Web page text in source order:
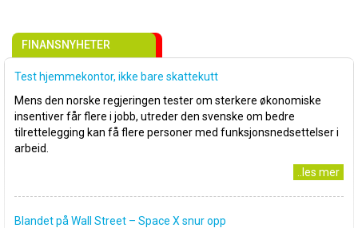
FINANSNYHETER
Test hjemmekontor, ikke bare skattekutt
Mens den norske regjeringen tester om sterkere økonomiske
insentiver får flere i jobb, utreder den svenske om bedre
tilrettelegging kan få flere personer med funksjonsnedsettelser i
arbeid.
..les mer
Blandet på Wall Street – Space X snur opp